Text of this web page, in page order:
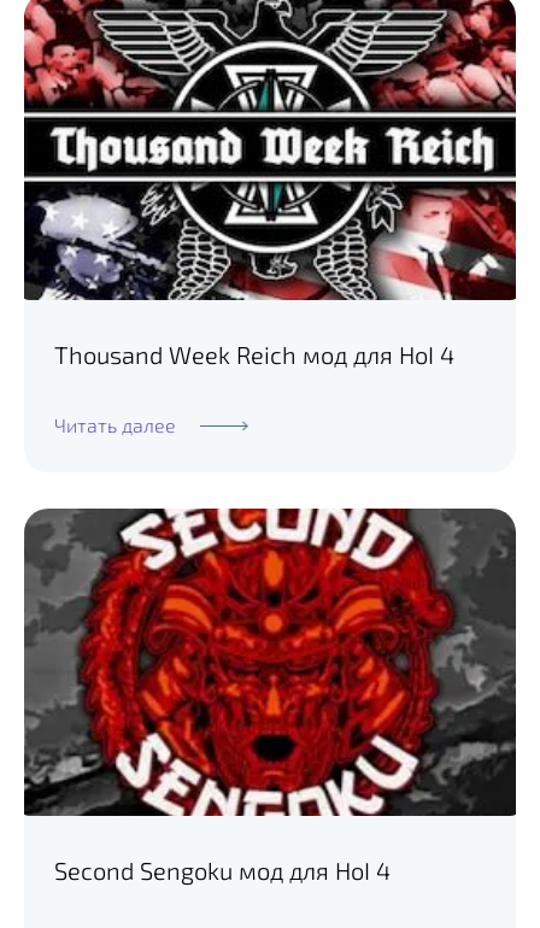
Thousand Week Reich мод для HoI 4
Читать далее
Second Sengoku мод для HoI 4